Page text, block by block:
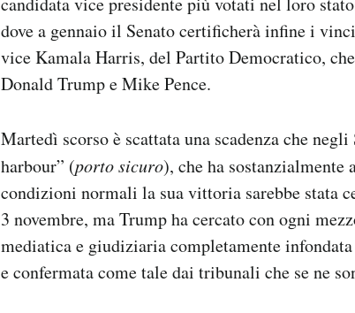
dove a gennaio il Senato certificherà infine i
vice Kamala Harris, del Partito Democratico,
Donald Trump e Mike Pence.
Martedì scorso è scattata una scadenza che
harbour” (porto sicuro), che ha
condizioni normali la sua vittoria sarebbe stata
3 novembre, ma Trump ha cercato con ogni
mediatica e giudiziaria completamente
e confermata come tale dai tribunali che se ne